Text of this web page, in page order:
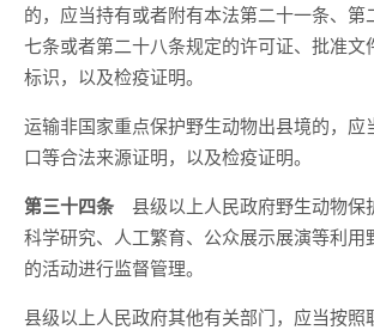
的，应当持有或者附有本法第二十一条、第
七条或者第二十八条规定的许可证、批准文
标识，以及检疫证明。
运输非国家重点保护野生动物出县境的，应
口等合法来源证明，以及检疫证明。
第三十四条 县级以上人民政府野生动物保
科学研究、人工繁育、公众展示展演等利用
的活动进行监督管理。
县级以上人民政府其他有关部门，应当按照